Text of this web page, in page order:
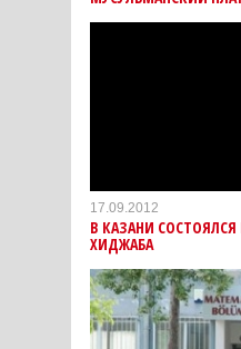
17.09.2012
В КАЗАНИ
ХИДЖАБА